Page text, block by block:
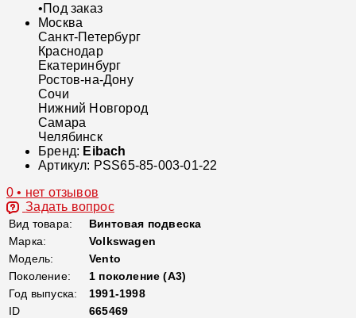
•Под заказ
Москва
Санкт-Петербург
Краснодар
Екатеринбург
Ростов-на-Дону
Сочи
Нижний Новгород
Самара
Челябинск
Бренд: Eibach
Артикул: PSS65-85-003-01-22
0 • нет отзывов
Задать вопрос
Вид товара:
Винтовая подвеска
Марка:
Volkswagen
Модель:
Vento
Поколение:
1 поколение (A3)
Год выпуска:
1991-1998
ID
665469